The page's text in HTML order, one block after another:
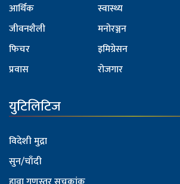
आर्थिक
जीवनशैली
फिचर
प्रवास
स्वास्थ्य
मनोरञ्जन
इमिग्रेसन
रोजगार
युटिलिटिज
विदेशी मुद्रा
सुन/चाँदी